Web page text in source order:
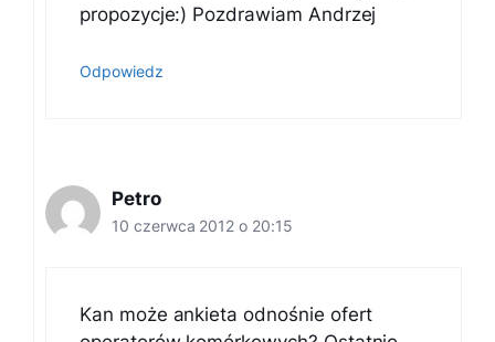
propozycje:) Pozdrawiam Andrzej
Odpowiedz
Petro
10 czerwca 2012 o 20:15
Kan może ankieta odnośnie ofert